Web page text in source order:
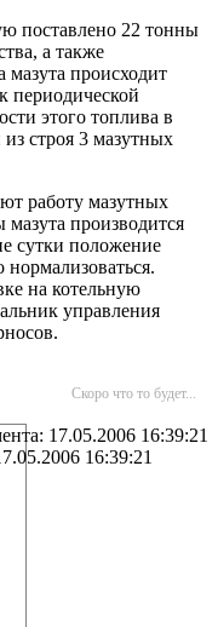
поставлено 22 тонны
а также
мазута происходит
периодической
этого топлива в
строя 3 мазутных
работу мазутных
производится
сутки положение
на котельную
управления
Скоро что то будет...
17.05.2006 16:39:21
16:39:21